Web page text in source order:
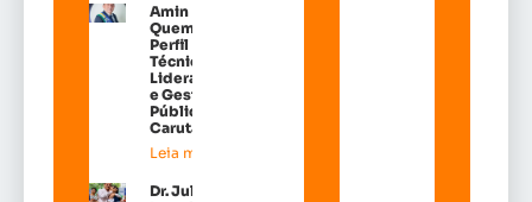
Amin
Quemel:
Perfil
Técnico de
Liderança
e Gestão
Pública em
Carutapera
Leia mais »
Dr. Julinho